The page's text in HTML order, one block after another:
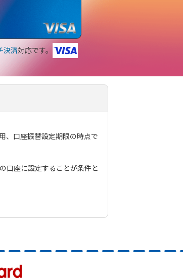
決済対応です。
、口座振替設定期限の時点で
口座に設定することが条件と